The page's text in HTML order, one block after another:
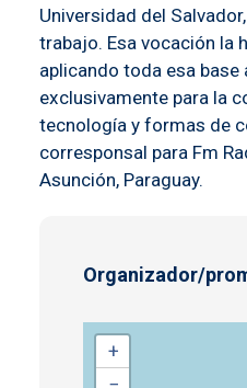
Universidad del
trabajo. Esa vocación la
aplicando toda esa base
exclusivamente para la
tecnología y formas de
corresponsal para Fm
Asunción, Paraguay.
Organizador/
+